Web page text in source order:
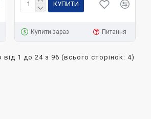
КУПИТИ
Купити зараз Питання
від 1 до 24 з 96 (всього сторінок: 4)